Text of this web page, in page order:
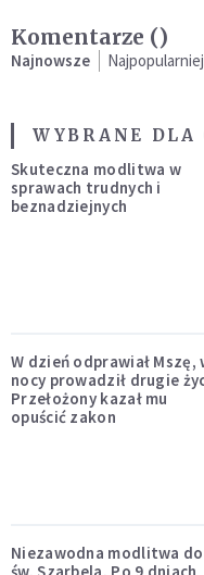
Komentarze ()
Najnowsze
WYBRANE DLA
Skuteczna modlitwa w
sprawach trudnych i
beznadziejnych
W dzień odprawiał Mszę,
nocy prowadził drugie
Przełożony kazał mu
opuścić zakon
Niezawodna modlitwa do